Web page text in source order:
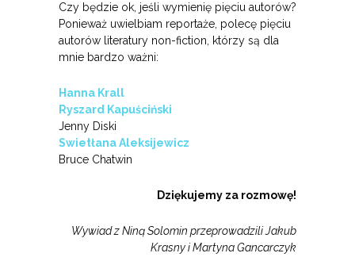
Czy będzie ok, jeśli wymienię pięciu autorów?
Ponieważ uwielbiam reportaże, polecę pięciu
autorów literatury non-fiction, którzy są dla
mnie bardzo ważni:
Hanna Krall
Ryszard Kapuściński
Jenny Diski
Swietłana Aleksijewicz
Bruce Chatwin
Dziękujemy za rozmowę!
Wywiad z Niną Solomin przeprowadzili Jakub
Krasny i Martyna Gancarczyk